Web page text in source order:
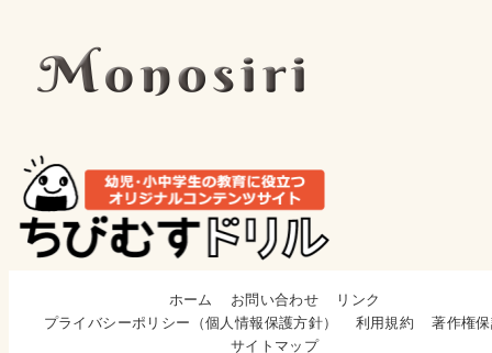
ホーム お問い合わせ
リンク
プライバシーポリシー（個人情報保護方針）
利用規約
著作権
サイトマップ